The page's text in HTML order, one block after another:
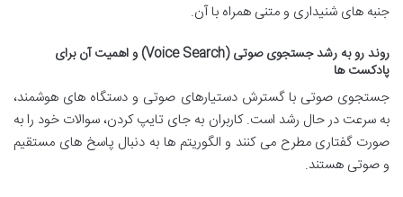
جنبه های شنیداری و متنی همراه با آن.
روند رو به رشد جستجوی صوتی (Voice Search) و اهمیت آن برای
پادکست ها
جستجوی صوتی با گسترش دستیارهای صوتی و دستگاه های هوشمند،
به سرعت در حال رشد است. کاربران به جای تایپ کردن، سوالات خود را به
صورت گفتاری مطرح می کنند و الگوریتم ها به دنبال پاسخ های مستقیم
و صوتی هستند.